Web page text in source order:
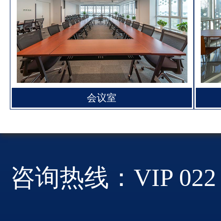
会议室
咨询热线：VIP